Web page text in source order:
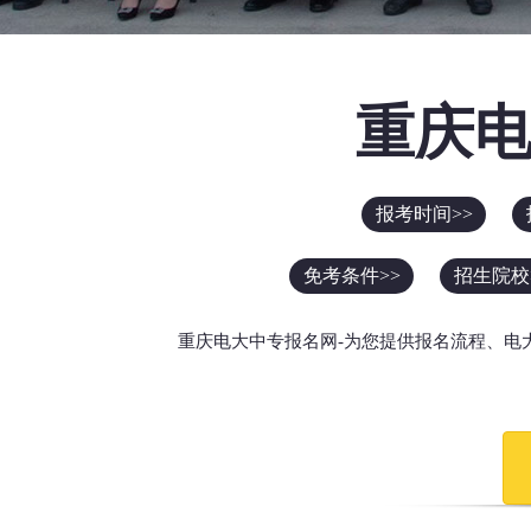
重庆
报考时间>>
免考条件>> 招生院
重庆电大中专报名网-为您提供报名流程、